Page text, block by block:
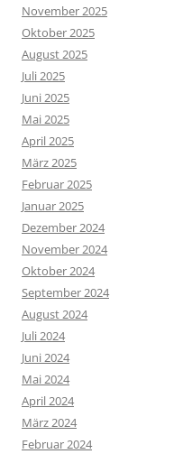
November 2025
Oktober 2025
August 2025
Juli 2025
Juni 2025
Mai 2025
April 2025
März 2025
Februar 2025
Januar 2025
Dezember 2024
November 2024
Oktober 2024
September 2024
August 2024
Juli 2024
Juni 2024
Mai 2024
April 2024
März 2024
Februar 2024